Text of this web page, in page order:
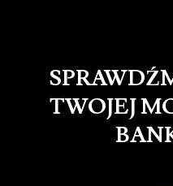
TWOJEJ